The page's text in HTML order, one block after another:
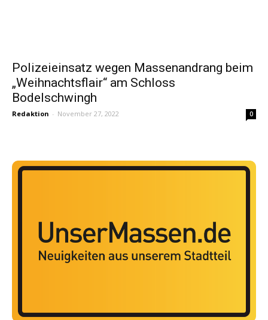
Polizeieinsatz wegen Massenandrang beim
„Weihnachtsflair“ am Schloss
Bodelschwingh
Redaktion - November 27, 2022 0